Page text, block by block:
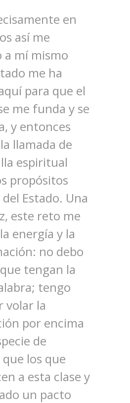
en
así me
a mí mismo
me ha
para que el
me funda y se
y entonces
llamada de
espiritual
propósitos
Estado. Una
este reto me
energía y la
no debo
tengan la
tengo
volar la
por encima
de
los que
a esta clase y
un pacto